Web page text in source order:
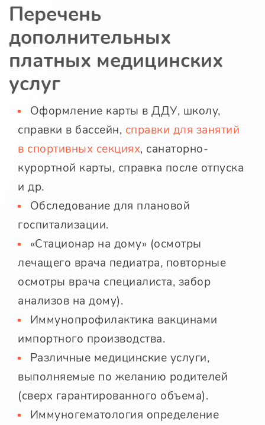
Перечень
дополнительных
платных медицинских
услуг
Оформление карты в ДДУ, школу,
справки в бассейн, справки для занятий
в спортивных секциях, санаторно-
курортной карты, справка после отпуска
и др.
Обследование для плановой
госпитализации.
«Стационар на дому» (осмотры
лечащего врача педиатра, повторные
осмотры врача специалиста, забор
анализов на дому).
Иммунопрофилактика вакцинами
импортного производства.
Различные медицинские услуги,
выполняемые по желанию родителей
(сверх гарантированного объема).
Иммуногематология определение